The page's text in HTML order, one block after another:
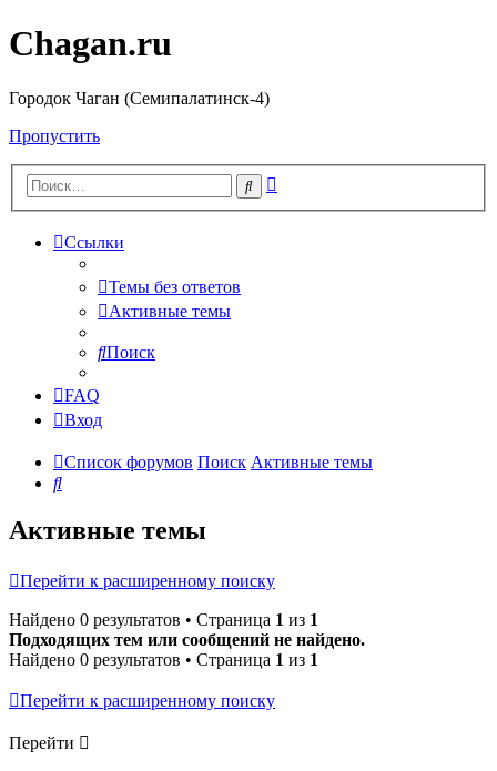
Chagan.ru
Городок Чаган (Семипалатинск-4)
Пропустить
Поиск
Ссылки
Темы без ответов
Активные темы
Поиск
FAQ
Вход
Список форумов Поиск Активные темы
Поиск
Активные темы
Перейти к расширенному поиску
Найдено 0 результатов • Страница 1 из 1
Подходящих тем или сообщений не найдено.
Найдено 0 результатов • Страница 1 из 1
Перейти к расширенному поиску
Перейти